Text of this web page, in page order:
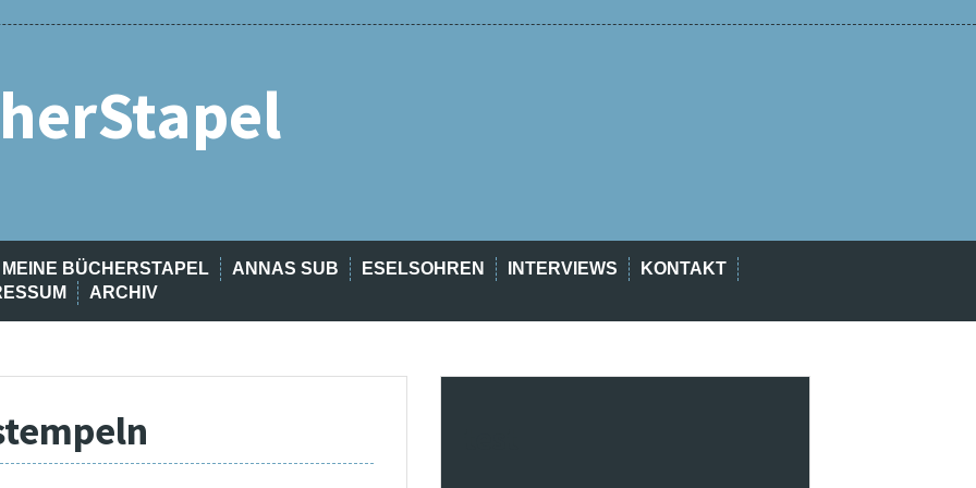
MEINE BÜCHERSTAPEL ANNAS SUB ESELSOHREN INTERVIEWS
KONTAKT
ARCHIV